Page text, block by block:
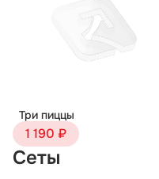
Три пиццы
1 190 ₽
Сеты